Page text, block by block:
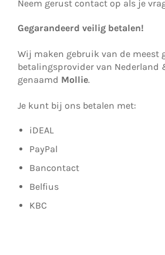
Neem gerust contact op als je
Gegarandeerd veilig betalen!
Wij maken gebruik van de meest
betalingsprovider van Nederland
genaamd Mollie.
Je kunt bij ons betalen met:
iDEAL
PayPal
Bancontact
Belfius
KBC